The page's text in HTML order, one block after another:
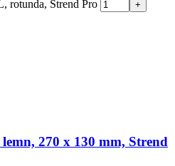
rotunda, Strend Pro
270 x 130 mm, Strend